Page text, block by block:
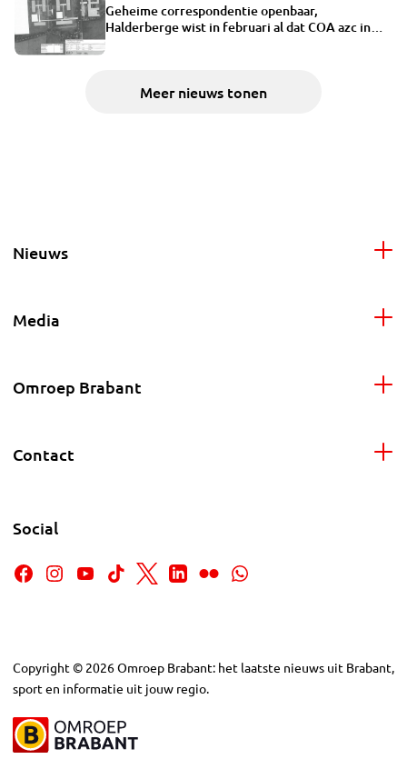
Geheime correspondentie openbaar,
Halderberge wist in februari al dat COA azc in
Meer nieuws tonen
Nieuws
Media
Omroep Brabant
Contact
Social
Copyright © 2026Omroep Brabant: het laatste nieuws uit Brabant,
sport en informatie uit jouw regio.